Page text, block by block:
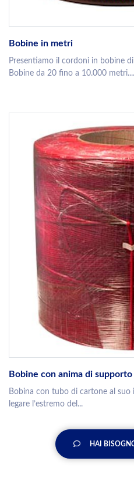
Bobine in metri
Presentiamo il cordoni in bobine
Bobine da 20 fino a 10.000 metri....
Bobine con anima di supporto
Bobina con tubo di cartone al
legare l’estremo del...
HAI